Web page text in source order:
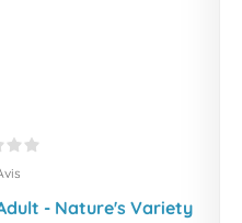
- Nature's Variety